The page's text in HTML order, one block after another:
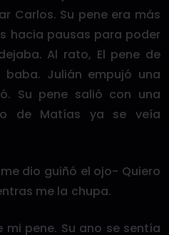
Carlos. Su pene era más
hacia pausas para poder
Al rato, El pene de
Julián empujó una
Su pene salió con una
de Matías ya se veía
dio guiñó el ojo- Quiero
me la chupa.
pene. Su ano se sentía